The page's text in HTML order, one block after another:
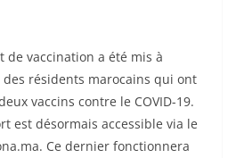
de vaccination a été mis à
résidents marocains qui ont
vaccins contre le COVID-19.
est désormais accessible via le
Ce dernier fonctionnera